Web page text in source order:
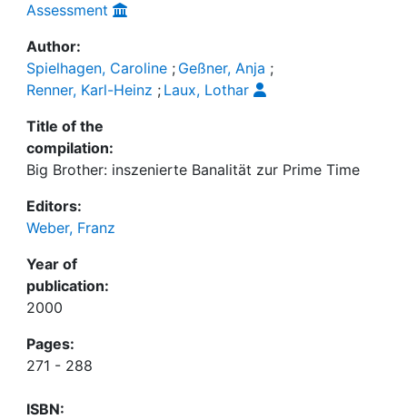
Assessment
Author:
Spielhagen, Caroline ; Geßner, Anja ;
Renner, Karl-Heinz ; Laux, Lothar
Title of the
compilation:
Big Brother: inszenierte Banalität zur Prime Time
Editors:
Weber, Franz
Year of
publication:
2000
Pages:
271 - 288
ISBN: